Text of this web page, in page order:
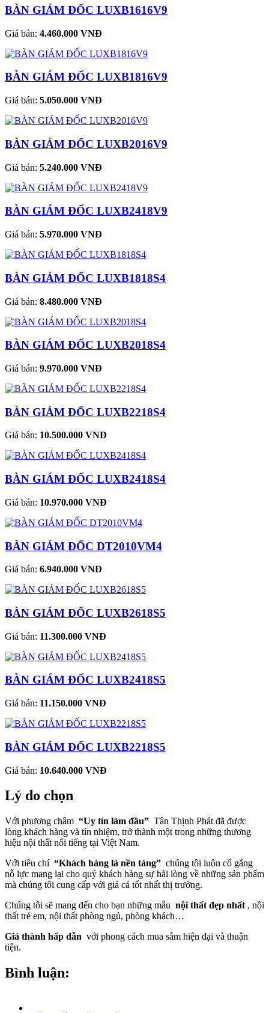
BÀN GIÁM ĐỐC LUXB1616V9
Giá bán: 4.460.000 VNĐ
BÀN GIÁM ĐỐC LUXB1816V9
Giá bán: 5.050.000 VNĐ
BÀN GIÁM ĐỐC LUXB2016V9
Giá bán: 5.240.000 VNĐ
BÀN GIÁM ĐỐC LUXB2418V9
Giá bán: 5.970.000 VNĐ
BÀN GIÁM ĐỐC LUXB1818S4
Giá bán: 8.480.000 VNĐ
BÀN GIÁM ĐỐC LUXB2018S4
Giá bán: 9.970.000 VNĐ
BÀN GIÁM ĐỐC LUXB2218S4
Giá bán: 10.500.000 VNĐ
BÀN GIÁM ĐỐC LUXB2418S4
Giá bán: 10.970.000 VNĐ
BÀN GIÁM ĐỐC DT2010VM4
Giá bán: 6.940.000 VNĐ
BÀN GIÁM ĐỐC LUXB2618S5
Giá bán: 11.300.000 VNĐ
BÀN GIÁM ĐỐC LUXB2418S5
Giá bán: 11.150.000 VNĐ
BÀN GIÁM ĐỐC LUXB2218S5
Giá bán: 10.640.000 VNĐ
Lý do chọn
Với phương châm “Uy tín làm đầu” Tân Thịnh Phát đã được
lòng khách hàng và tín nhiệm, trở thành một trong những thương
hiệu nội thất nổi tiếng tại Việt Nam.
Với tiêu chí “Khách hàng là nền tảng” chúng tôi luôn cố gắng
nỗ lực mang lại cho quý khách hàng sự hài lòng về những sản phẩm
mà chúng tôi cung cấp với giá cả tốt nhất thị trường.
Chúng tôi sẽ mang đến cho bạn những mẫu nội thất đẹp nhất , nội
thất trẻ em, nội thất phòng ngủ, phòng khách…
Giá thành hấp dẫn với phong cách mua sắm hiện đại và thuận
tiện.
Bình luận: